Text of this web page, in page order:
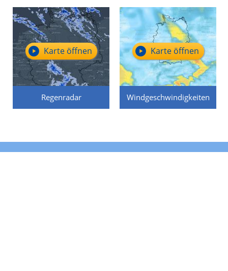
Regenradar
Karte öffnen
Windgeschwindigkeiten
Karte öffnen